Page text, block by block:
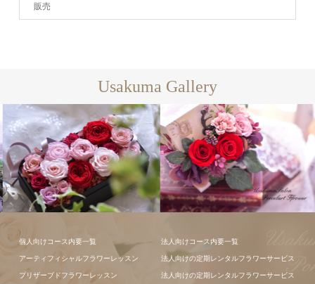
販売
Usakuma Gallery
ンジメント
個人向けコース内要一覧
アーティフィシャルフラワーレッスン
プリザーブドフラワーレッスン
法人向けコース内要一覧
法人向けの定期レンタルフラワーサービス
法人向けの定期レンタルフラワーサービス